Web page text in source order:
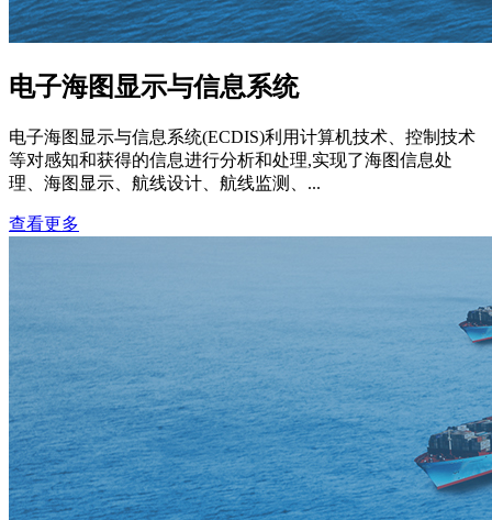
电子海图显示与信息系统
电子海图显示与信息系统(ECDIS)利用计算机技术、控制技术
等对感知和获得的信息进行分析和处理,实现了海图信息处
理、海图显示、航线设计、航线监测、...
查看更多